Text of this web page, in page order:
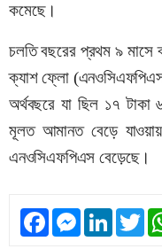
কমেছে।
চলতি বছরের প্রথম ৯ মাসে
ক্যাশ ফ্লো
অর্থবছরে যা ছিল ১৭ টাকা
মূলত আমানত বেড়ে
এনওসিএফপিএস বেড়েছে।
FacebookMessengerLinkedIn